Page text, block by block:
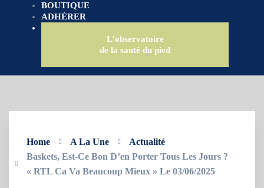
BOUTIQUE
ADHÉRER
L’observatoire
de la santé du pied
Home A La Une
Actualité
Baskets, Est-Ce Bon D’en Porter Tous Les Jours ?
« RTL Ca Va Beaucoup Mieux » Le 03/06/2025